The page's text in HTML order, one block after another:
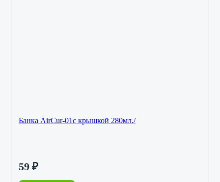
Банка AirCur-01с крышкой 280мл./
59 ₽